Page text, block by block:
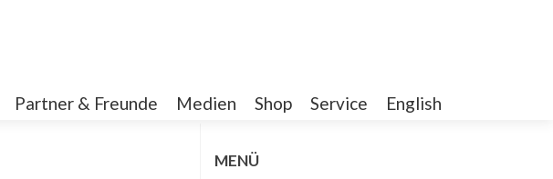
Partner & Freunde Medien Shop Service English
MENÜ